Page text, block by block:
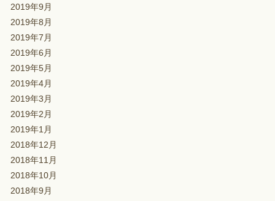
2019年9月
2019年8月
2019年7月
2019年6月
2019年5月
2019年4月
2019年3月
2019年2月
2019年1月
2018年12月
2018年11月
2018年10月
2018年9月